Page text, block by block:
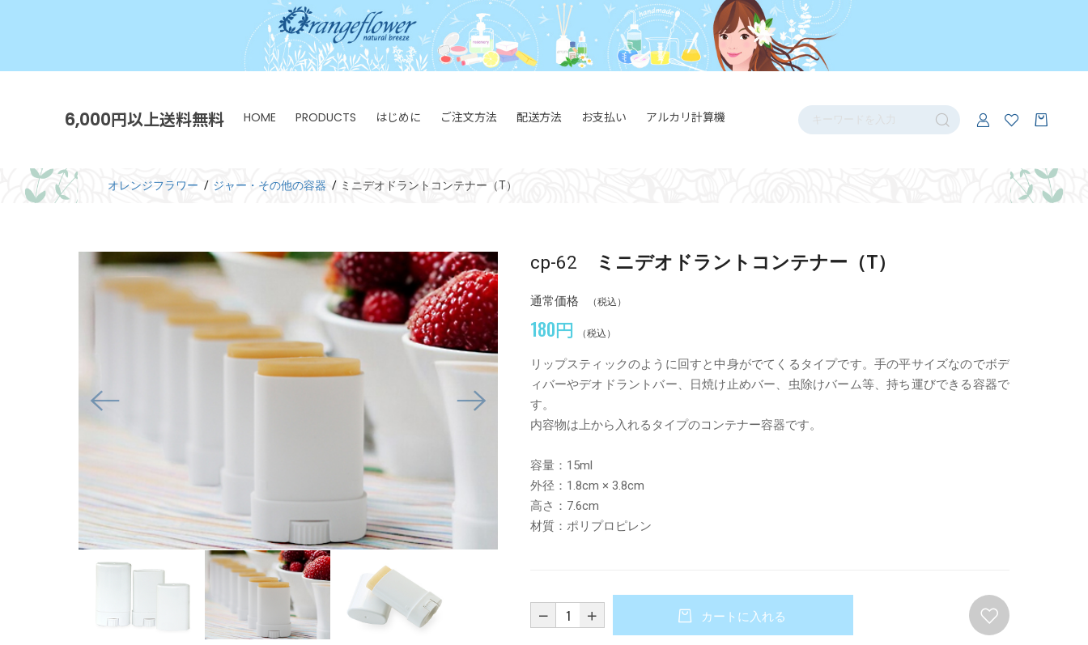
6,000円以上送料無料 HOME PRODUCTS はじめに ご注文方法 配送方法 お支払い アルカリ計算機
オレンジフラワー ジャー・その他の容器 ミニデオドラントコンテナー（T）
cp-62 ミニデオドラントコンテナー（T）
通常価格 （税込）
180円 （税込）
リップスティックのように回すと中身がでてくるタイプです。手の平サイズなのでボデ
ィバーやデオドラントバー、日焼け止めバー、虫除けバーム等、持ち運びできる容器で
す。
内容物は上から入れるタイプのコンテナー容器です。
容量：15ml
外径：1.8cm × 3.8cm
高さ：7.6cm
材質：ポリプロピレン
カートに入れる